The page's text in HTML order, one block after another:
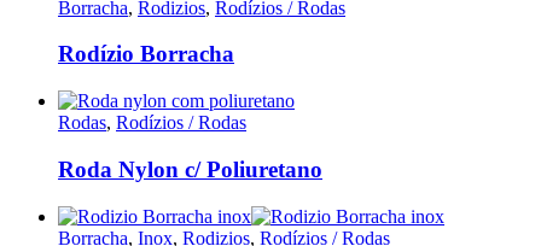
Borracha, Rodizios, Rodízios / Rodas
Rodízio Borracha
Rodas, Rodízios / Rodas
Roda Nylon c/ Poliuretano
Borracha, Inox, Rodizios, Rodízios / Rodas